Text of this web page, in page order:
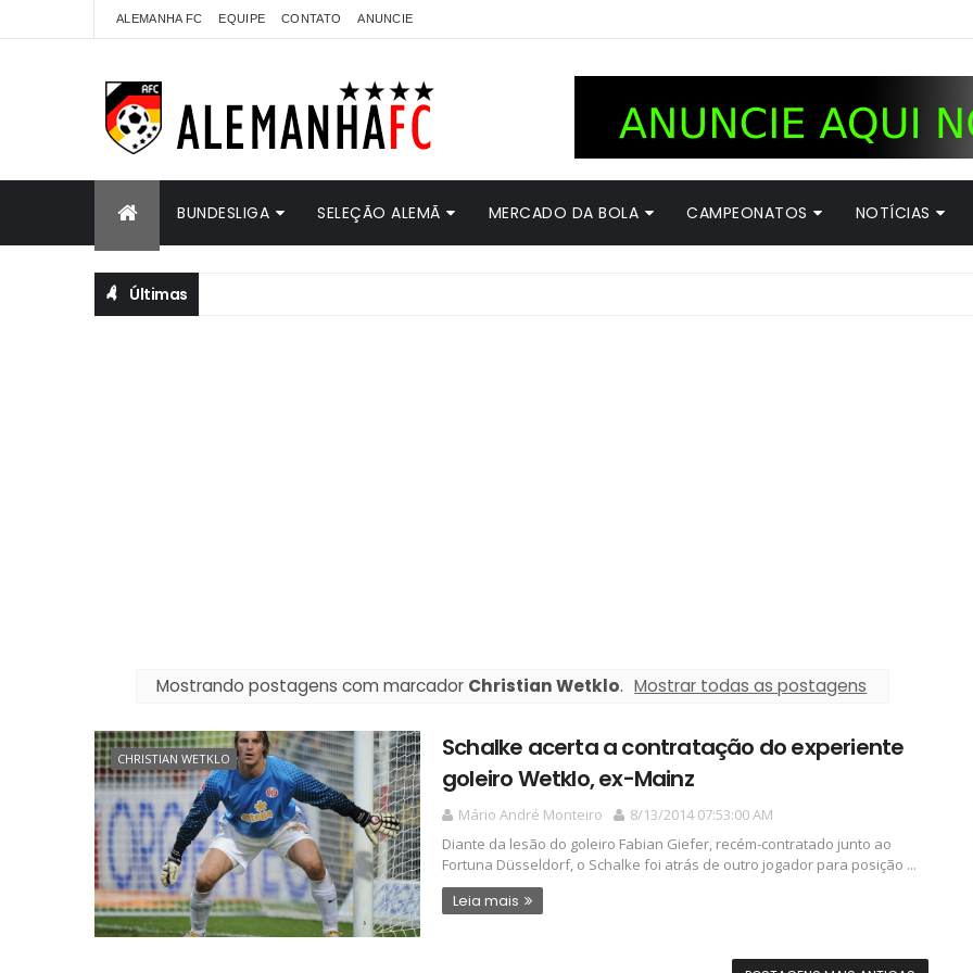
ALEMANHA FC EQUIPE CONTATO ANUNCIE
BUNDESLIGA SELEÇÃO ALEMÃ MERCADO DA BOLA CAMPEONATOS NOTÍCIAS
Últimas
Mostrando postagens com marcador Christian Wetklo. Mostrar todas as postagens
CHRISTIAN WETKLO
Schalke acerta a contratação do experiente
goleiro Wetklo, ex-Mainz
Mário André Monteiro
8/13/2014 07:53:00 AM
Diante da lesão do goleiro Fabian Giefer, recém-contratado junto ao
Fortuna Düsseldorf, o Schalke foi atrás de outro jogador para posição ...
Leia mais